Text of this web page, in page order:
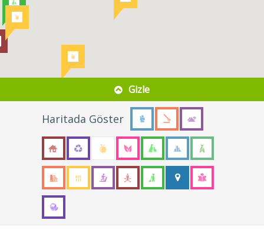
Gizle
Haritada Göster